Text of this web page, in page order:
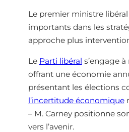
Le premier ministre
importants dans les
approche plus
Le Parti libéral s’engage
offrant une économie
présentant les élections
l’incertitude économique
– M. Carney positionne
vers l’avenir.